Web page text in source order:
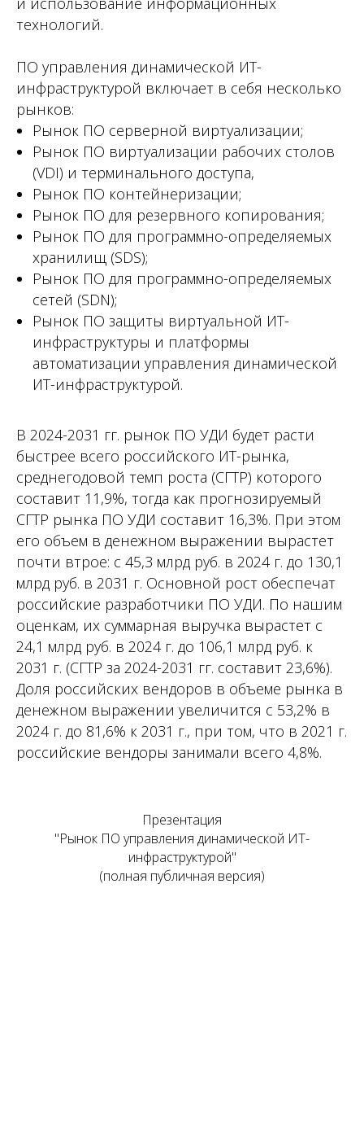
технологий.
ПО управления динамической ИТ-
инфраструктурой включает в себя несколько
рынков:
Рынок ПО серверной виртуализации;
Рынок ПО виртуализации рабочих столов
(VDI) и терминального доступа,
Рынок ПО контейнеризации;
Рынок ПО для резервного копирования;
Рынок ПО для программно-определяемых
хранилищ (SDS);
Рынок ПО для программно-определяемых
сетей (SDN);
Рынок ПО защиты виртуальной ИТ-
инфраструктуры и платформы
автоматизации управления динамической
ИТ-инфраструктурой.
В 2024-2031 гг. рынок ПО УДИ будет расти
быстрее всего российского ИТ-рынка,
среднегодовой темп роста (СГТР) которого
составит 11,9%, тогда как прогнозируемый
СГТР рынка ПО УДИ составит 16,3%. При этом
его объем в денежном выражении вырастет
почти втрое: с 45,3 млрд руб. в 2024 г. до 130,1
млрд руб. в 2031 г. Основной рост обеспечат
российские разработчики ПО УДИ. По нашим
оценкам, их суммарная выручка вырастет с
24,1 млрд руб. в 2024 г. до 106,1 млрд руб. к
2031 г. (СГТР за 2024-2031 гг. составит 23,6%).
Доля российских вендоров в объеме рынка в
денежном выражении увеличится с 53,2% в
2024 г. до 81,6% к 2031 г., при том, что в 2021 г.
российские вендоры занимали всего 4,8%.
Презентация
"Рынок ПО управления динамической ИТ-
инфраструктурой"
(полная публичная версия)